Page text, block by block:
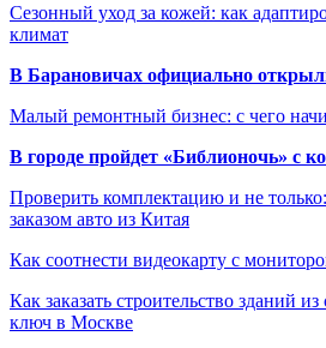
Сезонный уход за кожей: как
климат
В Барановичах официально
Малый ремонтный бизнес: с чего
В городе пройдет «Библионочь» с
Проверить комплектацию и не
заказом авто из Китая
Как соотнести видеокарту с
Как заказать строительство зданий
ключ в Москве